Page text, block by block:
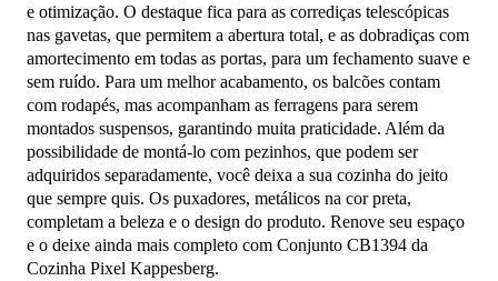
e otimização. O destaque fica para as corrediças telescópicas
nas gavetas, que permitem a abertura total, e as dobradiças com
amortecimento em todas as portas, para um fechamento suave e
sem ruído. Para um melhor acabamento, os balcões contam
com rodapés, mas acompanham as ferragens para serem
montados suspensos, garantindo muita praticidade. Além da
possibilidade de montá-lo com pezinhos, que podem ser
adquiridos separadamente, você deixa a sua cozinha do jeito
que sempre quis. Os puxadores, metálicos na cor preta,
completam a beleza e o design do produto. Renove seu espaço
e o deixe ainda mais completo com Conjunto CB1394 da
Cozinha Pixel Kappesberg.